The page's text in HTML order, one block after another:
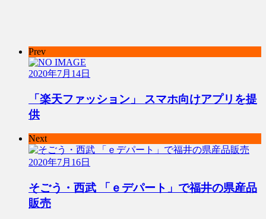
Prev
2020年7月14日
「楽天ファッション」 スマホ向けアプリを提
供
Next
2020年7月16日
そごう・西武 「ｅデパート」で福井の県産品
販売